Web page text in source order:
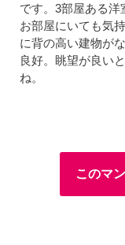
です。3部屋ある
お部屋にいても気
に背の高い建物が
良好。眺望が良い
ね。
このマ